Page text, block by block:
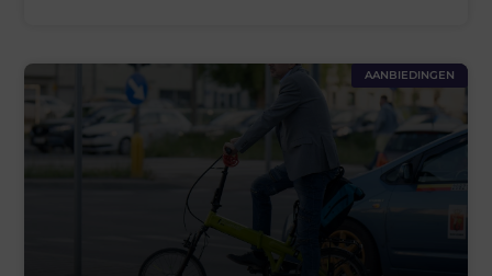
AANBIEDINGEN